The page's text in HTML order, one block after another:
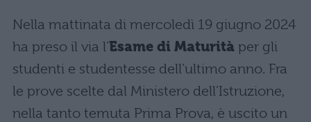
Nella mattinata di mercoledì 19 giugno 2024
ha preso il via l’Esame di Maturità per gli
studenti e studentesse dell’ultimo anno. Fra
le prove scelte dal Ministero dell’Istruzione,
nella tanto temuta Prima Prova, è uscito un